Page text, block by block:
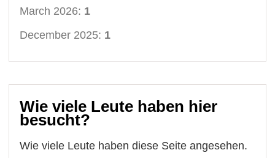
March 2026: 1
December 2025: 1
Wie viele Leute haben hier
besucht?
Wie viele Leute haben diese Seite angesehen.